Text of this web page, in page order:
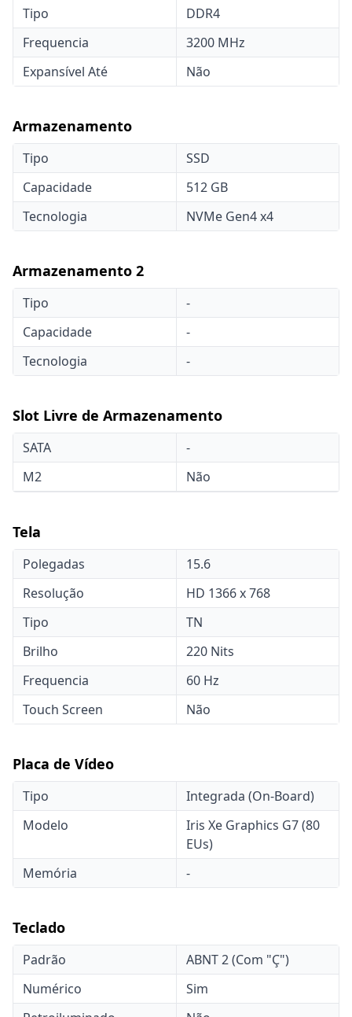
Tipo
DDR4
Frequencia
3200 MHz
Expansível Até
Não
Armazenamento
Tipo
SSD
Capacidade
512 GB
Tecnologia
NVMe Gen4 x4
Armazenamento 2
Tipo
-
Capacidade
-
Tecnologia
-
Slot Livre de Armazenamento
SATA
-
M2
Não
Tela
Polegadas
15.6
Resolução
HD 1366 x 768
Tipo
TN
Brilho
220 Nits
Frequencia
60 Hz
Touch Screen
Não
Placa de Vídeo
Tipo
Integrada (On-Board)
Modelo
Iris Xe Graphics G7 (80
EUs)
Memória
-
Teclado
Padrão
ABNT 2 (Com "Ç")
Numérico
Sim